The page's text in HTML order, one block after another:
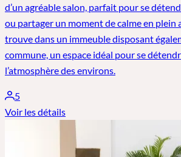
d’un agréable salon, parfait pour se
ou partager un moment de calme en plein
trouve dans un immeuble disposant
commune, un espace idéal pour se
l’atmosphère des environs.
5
Voir les détails